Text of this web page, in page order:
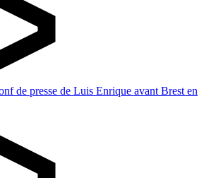
de presse de Luis Enrique avant Brest en